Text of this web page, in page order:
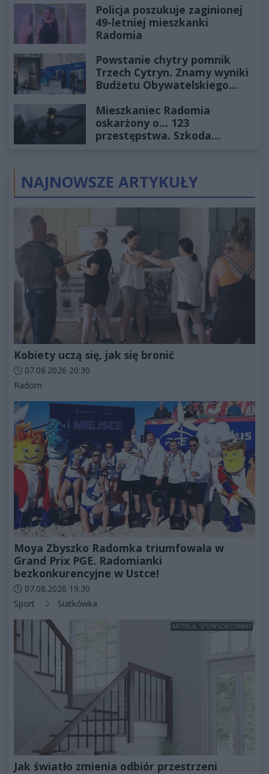
Policja poszukuje zaginionej
49-letniej mieszkanki
Radomia
Powstanie chytry pomnik
Trzech Cytryn. Znamy wyniki
Budżetu Obywatelskiego
Mieszkaniec Radomia
oskarżony o... 123
przestępstwa. Szkoda
NAJNOWSZE ARTYKUŁY
Kobiety uczą się, jak się bronić
Data dodania artykułu:
07.08.2026 20:30
Kategorie artykułu:
Radom
Moya Zbyszko Radomka triumfowała w
Grand Prix PGE. Radomianki
bezkonkurencyjne w Ustce!
Data dodania artykułu:
07.08.2026 19:30
Kategorie artykułu:
Sport Siatkówka
ARTYKUŁ SPONSOROWANY
Jak światło zmienia odbiór przestrzeni